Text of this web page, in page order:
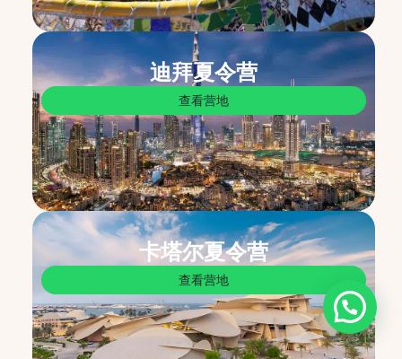
迪拜夏令营
查看营地
卡塔尔夏令营
查看营地